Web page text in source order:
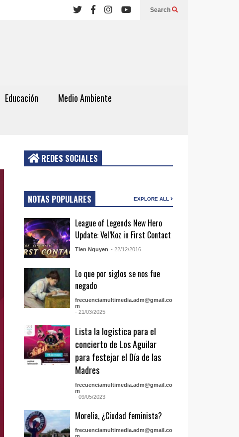
Search
Educación
Medio Ambiente
REDES SOCIALES
NOTAS POPULARES EXPLORE ALL
League of Legends New Hero
Update: Vel’Koz in First Contact
Tien Nguyen - 22/12/2016
Lo que por siglos se nos fue
negado
frecuenciamultimedia.adm@gmail.co
m
- 21/03/2025
Lista la logística para el
concierto de Los Aguilar
para festejar el Día de las
Madres
frecuenciamultimedia.adm@gmail.co
m
- 09/05/2023
Morelia, ¿Ciudad feminista?
frecuenciamultimedia.adm@gmail.co
m